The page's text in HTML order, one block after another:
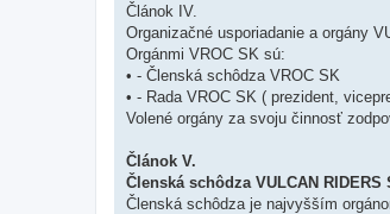
Článok IV.
Organizačné usporiadanie a orgány
Orgánmi VROC SK sú:
• - Členská schôdza VROC SK
• - Rada VROC SK ( prezident,
Volené orgány za svoju činnosť
Článok V.
Členská schôdza VULCAN RIDERS
Členská schôdza je najvyšším